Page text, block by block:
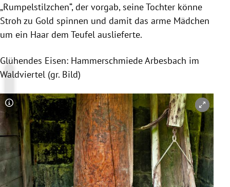
„Rumpelstilzchen“, der vorgab, seine Tochter könne
Stroh zu Gold spinnen und damit das arme Mädchen
um ein Haar dem Teufel auslieferte.
Glühendes Eisen: HammerschmiedeArbesbach im
Waldviertel (gr. Bild)
Copyright-Hinweis öffnen/schließen